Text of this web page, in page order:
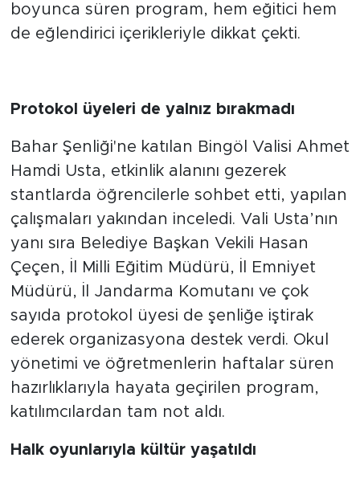
boyunca süren program, hem eğitici hem
de eğlendirici içerikleriyle dikkat çekti.
Protokol üyeleri de yalnız bırakmadı
Bahar Şenliği'ne katılan Bingöl Valisi Ahmet
Hamdi Usta, etkinlik alanını gezerek
stantlarda öğrencilerle sohbet etti, yapılan
çalışmaları yakından inceledi. Vali Usta’nın
yanı sıra Belediye Başkan Vekili Hasan
Çeçen, İl Milli Eğitim Müdürü, İl Emniyet
Müdürü, İl Jandarma Komutanı ve çok
sayıda protokol üyesi de şenliğe iştirak
ederek organizasyona destek verdi. Okul
yönetimi ve öğretmenlerin haftalar süren
hazırlıklarıyla hayata geçirilen program,
katılımcılardan tam not aldı.
Halk oyunlarıyla kültür yaşatıldı